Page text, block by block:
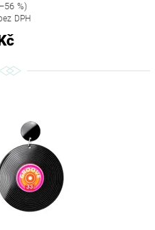
%)
DPH